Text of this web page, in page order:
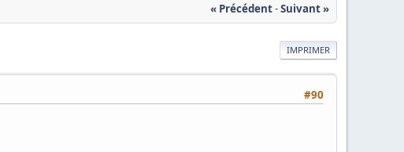
« Précédent-Suivant »
IMPRIMER
#90